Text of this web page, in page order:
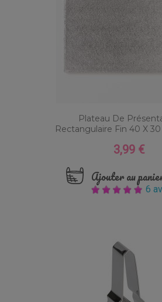
Plateau De
Rectangulaire Fin 40 X
Prix
3,99 €
Ajouter au
6